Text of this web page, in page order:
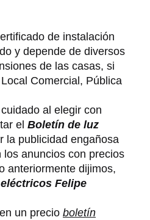
de instalación
y depende de diversos
de las casas, si
Comercial, Pública
al elegir con
el Boletín de luz
la publicidad engañosa
anuncios con precios
anteriormente dijimos,
Felipe
un precio boletín